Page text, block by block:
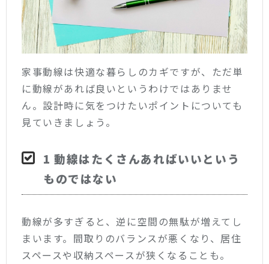
家事動線は快適な暮らしのカギですが、ただ単
に動線があれば良いというわけではありませ
ん。設計時に気をつけたいポイントについても
見ていきましょう。
1 動線はたくさんあればいいという
ものではない
動線が多すぎると、逆に空間の無駄が増えてし
まいます。間取りのバランスが悪くなり、居住
スペースや収納スペースが狭くなることも。